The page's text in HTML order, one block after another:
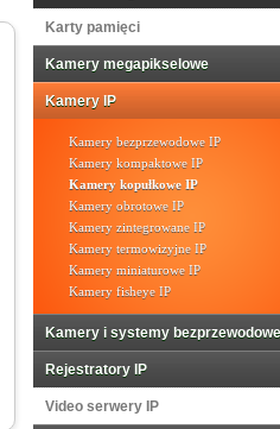
Karty pamięci
Kamery megapikselowe
Kamery IP
Kamery bezprzewodowe IP
Kamery kompaktowe IP
Kamery kopułkowe IP
Kamery obrotowe IP
Kamery zintegrowane IP
Kamery termowizyjne IP
Kamery miniaturowe IP
Kamery fisheye IP
Kamery i systemy bezprzewodowe
Rejestratory IP
Video serwery IP